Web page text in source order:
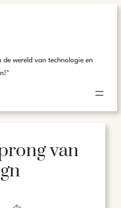
wereld van technologie en
van